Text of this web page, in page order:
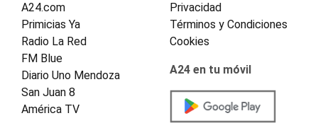
A24.com
Primicias Ya
Radio La Red
FM Blue
Diario Uno Mendoza
San Juan 8
América TV
Privacidad
Términos y Condiciones
Cookies
A24 en tu móvil